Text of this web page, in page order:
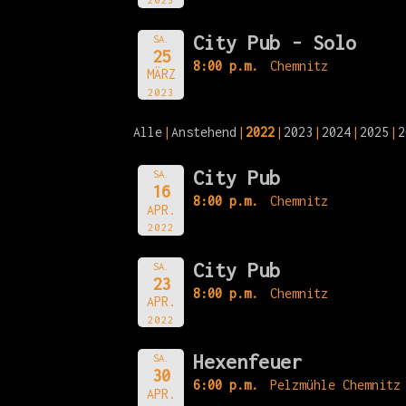
SA.
25
MÄRZ
2023
City Pub - Solo
8:00 p.m. Chemnitz
Alle Anstehend 2022 2023 2024 2025
SA.
16
APR.
2022
City Pub
8:00 p.m. Chemnitz
SA.
23
APR.
2022
City Pub
8:00 p.m. Chemnitz
SA.
30
APR.
Hexenfeuer
6:00 p.m. Pelzmühle Chemnitz